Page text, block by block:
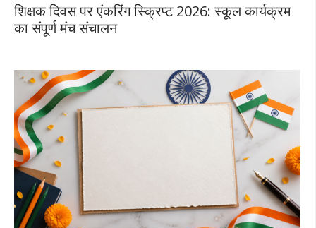
शिक्षक दिवस पर एंकरिंग स्क्रिप्ट 2026: स्कूल कार्यक्रम
का संपूर्ण मंच संचालन